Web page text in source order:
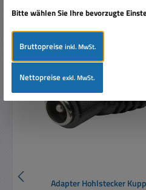
Ähnliche Artikel
> 500 lagernd
Adapter Hohlstecker
Bitte wählen Sie Ihre bevorzugte
Bruttopreiseinkl. MwSt.
Nettopreiseexkl. MwSt.